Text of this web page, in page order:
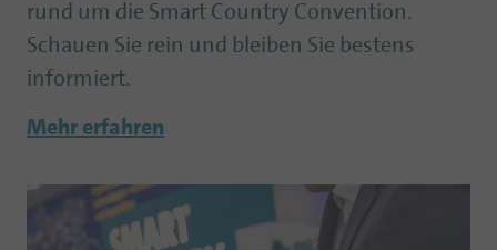
rund um die Smart Country Convention.
Schauen Sie rein und bleiben Sie bestens
informiert.
Mehr erfahren